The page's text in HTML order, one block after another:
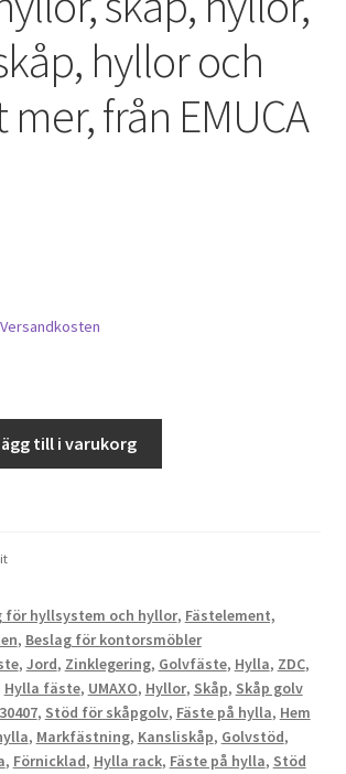
hyllor och
från EMUCA
Versandkosten
till i varukorg
för hyllsystem och hyllor, Fästelement,
, Beslag för kontorsmöbler
, Jord, Zinklegering, Golvfäste, Hylla, ZDC,
Hylla fäste, UMAXO, Hyllor, Skåp, Skåp golv
, Stöd för skåpgolv, Fäste på hylla, Hem
, Markfästning, Kansliskåp, Golvstöd,
, Förnicklad, Hylla rack, Fäste på hylla, Stöd